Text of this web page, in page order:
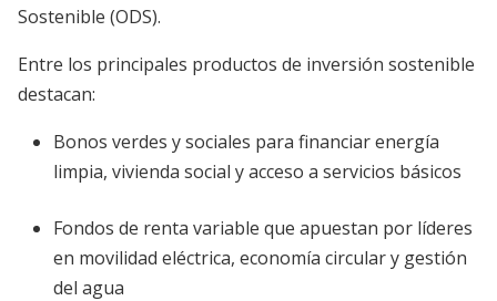
Sostenible (ODS).
Entre los principales productos de inversión sostenible
destacan:
Bonos verdes y sociales para financiar energía
limpia, vivienda social y acceso a servicios básicos
Fondos de renta variable que apuestan por líderes
en movilidad eléctrica, economía circular y gestión
del agua